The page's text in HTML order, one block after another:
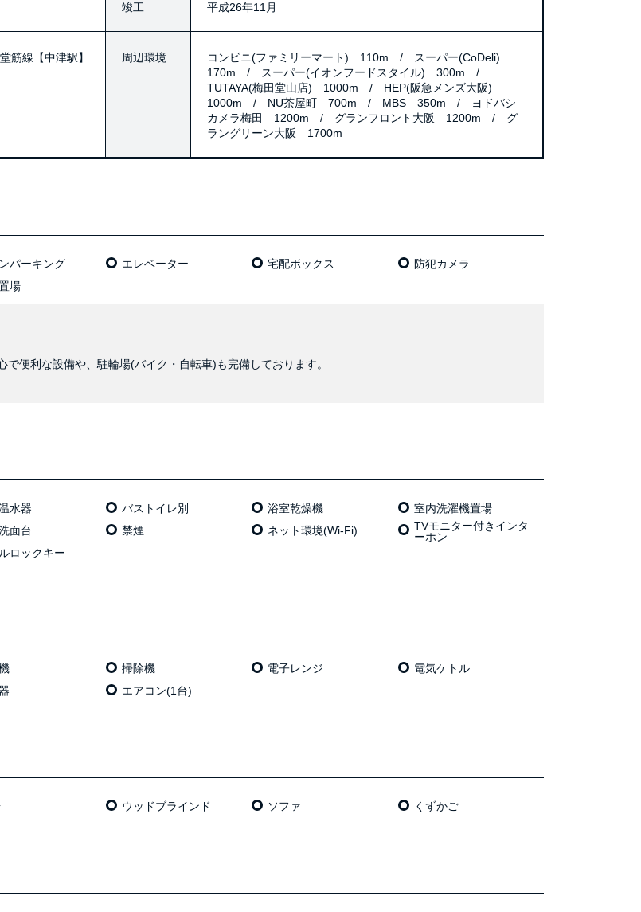
竣工 平成26年11月
筋線【中津駅】
周辺環境
コンビニ(ファミリーマート) 110m / スーパー(CoDeli)
170m / スーパー(イオンフードスタイル) 300m /
TUTAYA(梅田堂山店) 1000m / HEP(阪急メンズ大阪)
1000m / NU茶屋町 700m / MBS 350m / ヨドバシ
カメラ梅田 1200m / グランフロント大阪 1200m / グ
ラングリーン大阪 1700m
パーキング エレベーター 宅配ボックス
防犯カメラ
場
便利な設備や、駐輪場(バイク・自転車)も完備しております。
⽔器 バストイレ別 浴室乾燥機
室内洗濯機置場
⾯台 禁煙 ネット環境(Wi-Fi)
TVモニター付きインタ
ーホン
ロックキー
掃除機 電⼦レンジ
電気ケトル
エアコン(1台)
ウッドブラインド ソファ くずかご